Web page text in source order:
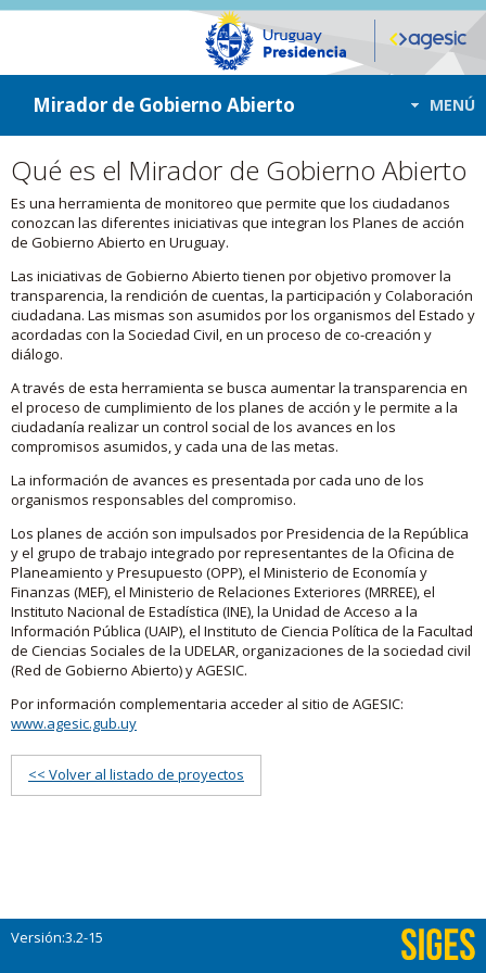
ir a contenido
ir al menú
Mirador de Gobierno Abierto MENÚ
Qué es el Mirador de Gobierno Abierto
Es una herramienta de monitoreo que permite que los ciudadanos
conozcan las diferentes iniciativas que integran los Planes de acción
de Gobierno Abierto en Uruguay.
Las iniciativas de Gobierno Abierto tienen por objetivo promover la
transparencia, la rendición de cuentas, la participación y Colaboración
ciudadana. Las mismas son asumidos por los organismos del Estado y
acordadas con la Sociedad Civil, en un proceso de co-creación y
diálogo.
A través de esta herramienta se busca aumentar la transparencia en
el proceso de cumplimiento de los planes de acción y le permite a la
ciudadanía realizar un control social de los avances en los
compromisos asumidos, y cada una de las metas.
La información de avances es presentada por cada uno de los
organismos responsables del compromiso.
Los planes de acción son impulsados por Presidencia de la República
y el grupo de trabajo integrado por representantes de la Oficina de
Planeamiento y Presupuesto (OPP), el Ministerio de Economía y
Finanzas (MEF), el Ministerio de Relaciones Exteriores (MRREE), el
Instituto Nacional de Estadística (INE), la Unidad de Acceso a la
Información Pública (UAIP), el Instituto de Ciencia Política de la Facultad
de Ciencias Sociales de la UDELAR, organizaciones de la sociedad civil
(Red de Gobierno Abierto) y AGESIC.
Por información complementaria acceder al sitio de AGESIC:
www.agesic.gub.uy
<< Volver al listado de proyectos
Versión:3.2-15